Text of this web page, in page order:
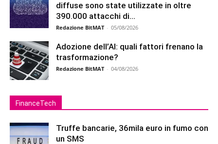
diffuse sono state utilizzate in oltre
390.000 attacchi di...
Redazione BitMAT - 05/08/2026
Adozione dell’AI: quali fattori frenano la
trasformazione?
Redazione BitMAT - 04/08/2026
FinanceTech
Truffe bancarie, 36mila euro in fumo con
un SMS